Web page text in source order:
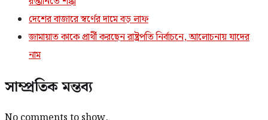
দেশের বাজারে স্বর্ণের দামে বড় লাফ
জামায়াত কাকে প্রার্থী করছেন রাষ্ট্রপতি নির্বাচনে, আলোচনায় যাদের
নাম
সাম্প্রতিক মন্তব্য